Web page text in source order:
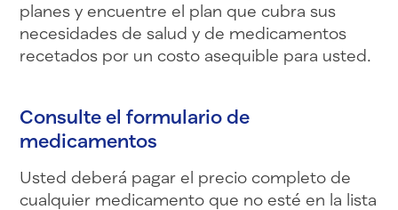
planes y encuentre el plan que cubra sus
necesidades de salud y de medicamentos
recetados por un costo asequible para usted.
Consulte el formulario de
medicamentos
Usted deberá pagar el precio completo de
cualquier medicamento que no esté en la lista